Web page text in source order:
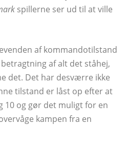
spillerne ser ud til at ville
af ​​kommandotilstand
af alt det ståhej,
det. Det har desværre ikke
tilstand er låst op efter at
10 og gør det muligt for en
kampen fra en